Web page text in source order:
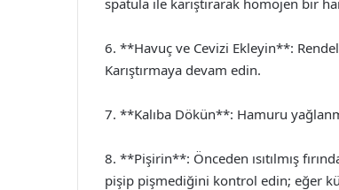
spatula ile karıştırarak homojen bir
6. **Havuç ve Cevizi Ekleyin**:
Karıştırmaya devam edin.
7. **Kalıba Dökün**: Hamuru
8. **Pişirin**: Önceden ısıtılmış
pişip pişmediğini kontrol edin; eğer